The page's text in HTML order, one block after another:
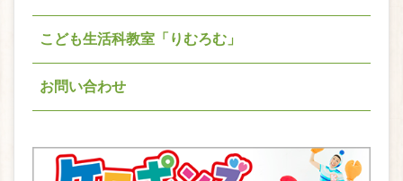
こども生活科教室「りむろむ」
お問い合わせ